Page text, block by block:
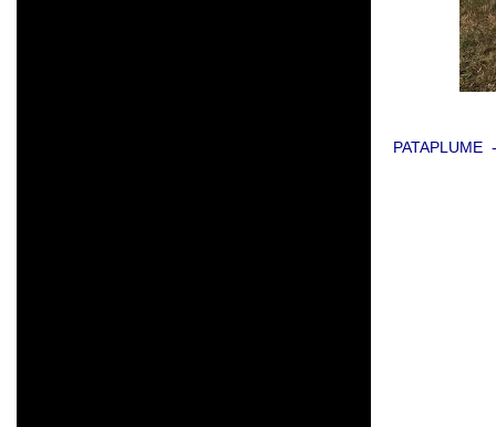
PATAPLUME